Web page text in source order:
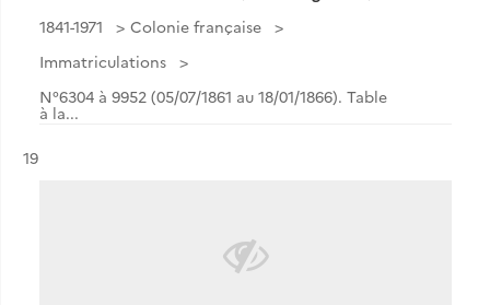
1841-1971
Colonie française
Immatriculations
N°6304 à 9952 (05/07/1861 au 18/01/1866). Table
à la...
Résultat n°
19